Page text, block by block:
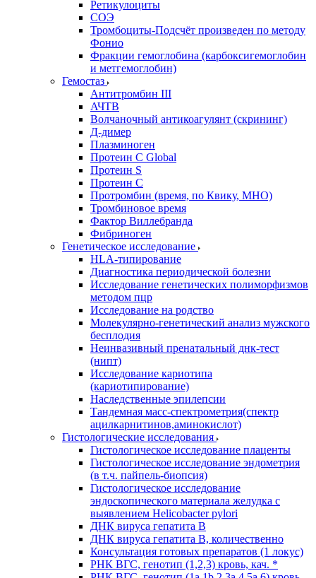
Ретикулоциты
СОЭ
Тромбоциты-Подсчёт произведен по методу
Фонио
Фракции гемоглобина (карбоксигемоглобин
и метгемоглобин)
Гемостаз
Антитромбин III
АЧТВ
Волчаночный антикоагулянт (скрининг)
Д-димер
Плазминоген
Протеин C Global
Протеин S
Протеин С
Протромбин (время, по Квику, МНО)
Тромбиновое время
Фактор Виллебранда
Фибриноген
Генетическое исследование
HLA-типирование
Диагностика периодической болезни
Исследование генетических полиморфизмов
методом пцр
Исследование на родство
Молекулярно-генетический анализ мужского
бесплодия
Неинвазивный пренатальный днк-тест
(нипт)
Исследование кариотипа
(кариотипирование)
Наследственные эпилепсии
Тандемная масс-спектрометрия(спектр
ацилкарнитинов,аминокислот)
Гистологические исследования
Гистологическое исследование плаценты
Гистологическое исследование эндометрия
(в т.ч. пайпель-биопсия)
Гистологическое исследование
эндоскопического материала желудка с
выявлением Helicobacter pylori
ДНК вируса гепатита B
ДНК вируса гепатита B, количественно
Консультация готовых препаратов (1 локус)
РНК ВГC, генотип (1,2,3) кровь, кач. *